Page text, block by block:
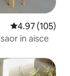
Meánrátáil
4.97 (105)
in aisce